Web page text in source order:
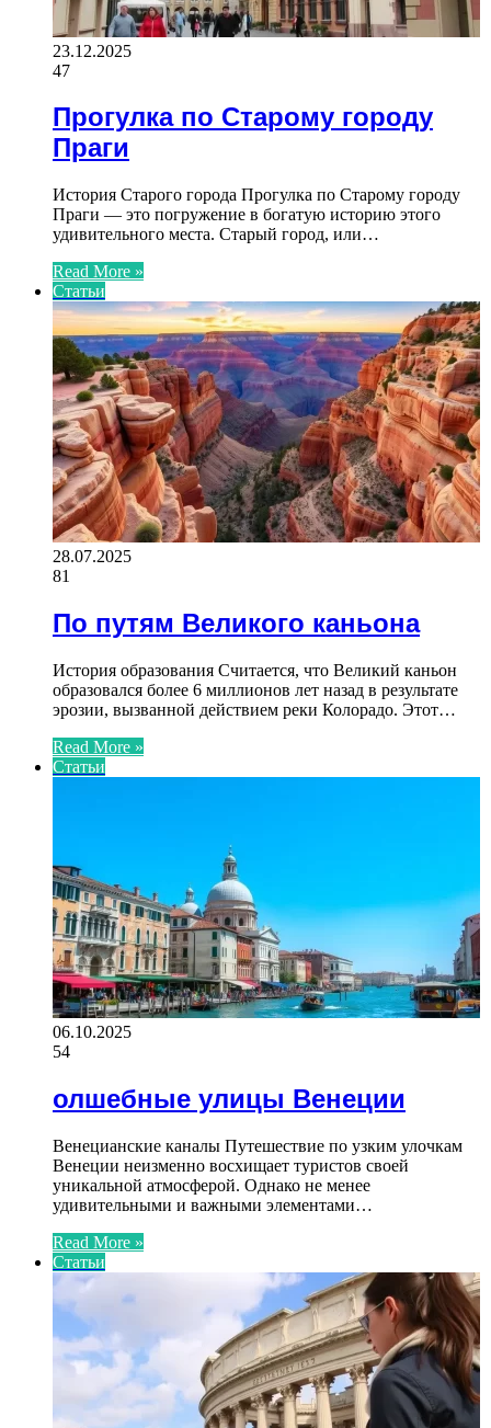
23.12.2025
47
Прогулка по Старому городу
Праги
История Старого города Прогулка по Старому городу
Праги — это погружение в богатую историю этого
удивительного места. Старый город, или…
Read More »
Статьи
28.07.2025
81
По путям Великого каньона
История образования Считается, что Великий каньон
образовался более 6 миллионов лет назад в результате
эрозии, вызванной действием реки Колорадо. Этот…
Read More »
Статьи
06.10.2025
54
олшебные улицы Венеции
Венецианские каналы Путешествие по узким улочкам
Венеции неизменно восхищает туристов своей
уникальной атмосферой. Однако не менее
удивительными и важными элементами…
Read More »
Статьи